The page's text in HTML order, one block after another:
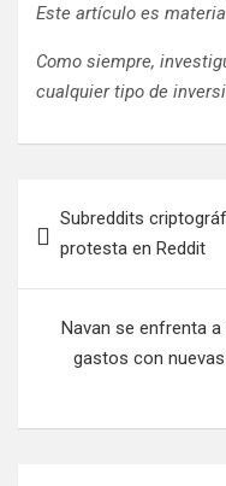
Este artículo es
Como siempre,
cualquier tipo de
c
Subreddits
protesta en Reddit
Navan se enfrenta
gastos con